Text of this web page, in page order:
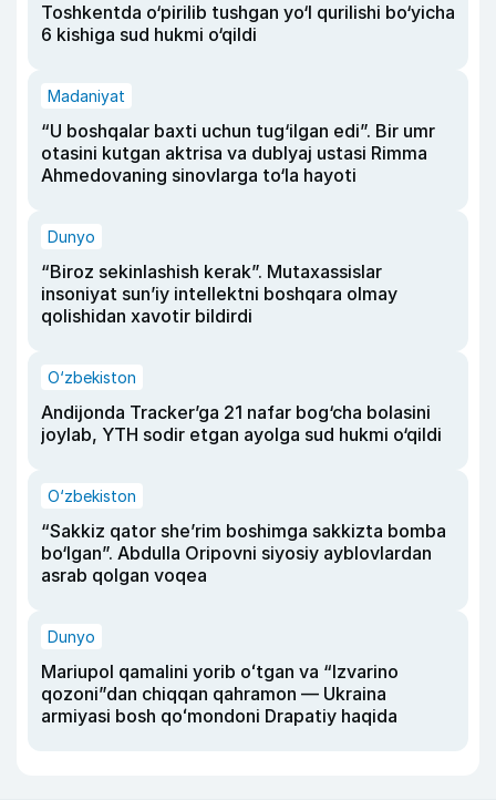
Toshkentda o‘pirilib tushgan yo‘l qurilishi bo‘yicha
6 kishiga sud hukmi o‘qildi
Madaniyat
“U boshqalar baxti uchun tug‘ilgan edi”. Bir umr
otasini kutgan aktrisa va dublyaj ustasi Rimma
Ahmedovaning sinovlarga to‘la hayoti
Dunyo
“Biroz sekinlashish kerak”. Mutaxassislar
insoniyat sun’iy intellektni boshqara olmay
qolishidan xavotir bildirdi
O‘zbekiston
Andijonda Tracker’ga 21 nafar bog‘cha bolasini
joylab, YTH sodir etgan ayolga sud hukmi o‘qildi
O‘zbekiston
“Sakkiz qator she’rim boshimga sakkizta bomba
bo‘lgan”. Abdulla Oripovni siyosiy ayblovlardan
asrab qolgan voqea
Dunyo
Mariupol qamalini yorib oʻtgan va “Izvarino
qozoni”dan chiqqan qahramon — Ukraina
armiyasi bosh qoʻmondoni Drapatiy haqida